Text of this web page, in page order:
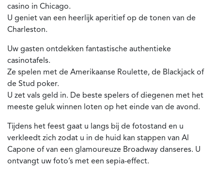
casino in Chicago.
U geniet van een heerlijk aperitief op de tonen van de
Charleston.
Uw gasten ontdekken fantastische authentieke
casinotafels.
Ze spelen met de Amerikaanse Roulette, de Blackjack of
de Stud poker.
U zet vals geld in. De beste spelers of diegenen met het
meeste geluk winnen loten op het einde van de avond.
Tijdens het feest gaat u langs bij de fotostand en u
verkleedt zich zodat u in de huid kan stappen van Al
Capone of van een glamoureuze Broadway danseres. U
ontvangt uw foto’s met een sepia-effect.